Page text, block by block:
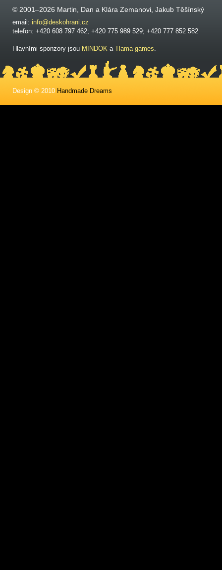
© 2001–2026 Martin, Dan a Klára Zemanovi, Jakub Těšínský
email: info@deskohrani.cz
telefon: +420 608 797 462; +420 775 989 529; +420 777 852 582
Hlavními sponzory jsou MINDOK a Tlama games
Design © 2010 Handmade Dreams